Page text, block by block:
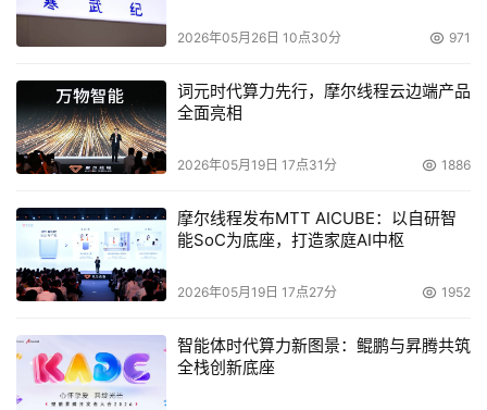
别下降量36%和50%；若选择无地域属性预留空间，10TB/
年、1PB/年的存储费用分别可下降64%和70%，更适用于互
联网音视频、云相册、数据备份等多种业务场景下的数据存
储与管理。
2026年05月26日 10点30分 971
词元时代算力先行，摩尔线程云边端产品
全面亮相
2026年05月19日 17点31分 1886
摩尔线程发布MTT AICUBE：以自研智
能SoC为底座，打造家庭AI中枢
2026年05月19日 17点27分 1952
智能体时代算力新图景：鲲鹏与昇腾共筑
全栈创新底座